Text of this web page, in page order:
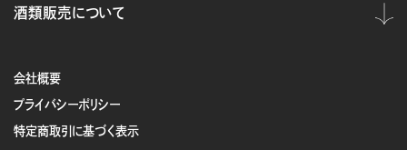
会社概要
プライバシーポリシー
特定商取引に基づく表示
酒類販売について